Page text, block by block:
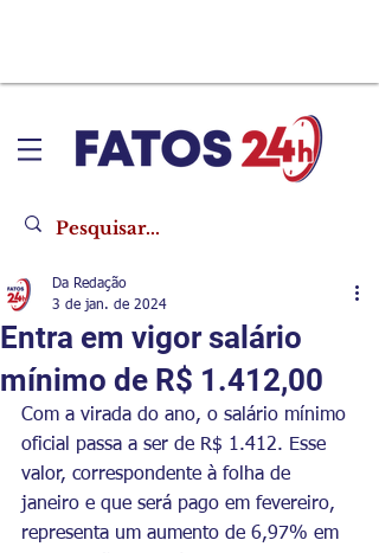
Entra em vigor salário
mínimo de R$ 1.412,00
Da Redação
3 de jan. de 2024
Com a virada do ano, o salário mínimo
oficial passa a ser de R$ 1.412. Esse
valor, correspondente à folha de
janeiro e que será pago em fevereiro,
representa um aumento de 6,97% em